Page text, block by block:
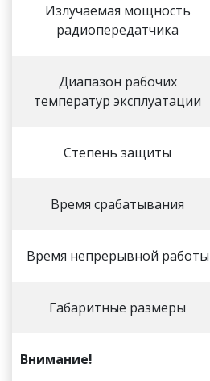
Излучаемая мощность
радиопередатчика
Диапазон рабочих
температур эксплуатации
Степень защиты
Время срабатывания
Время непрерывной работы
Габаритные размеры
Внимание!